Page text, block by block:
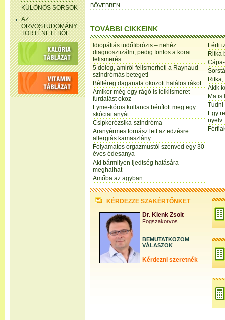
KÜLÖNÖS SORSOK
AZ
ORVOSTUDOMÁNY
TÖRTÉNETÉBŐL
BŐVEBBEN
TOVÁBBI CIKKEINK
Idiopátiás tüdőfibrózis – nehéz
diagnosztizálni, pedig fontos a korai
felismerés
5 dolog, amiről felismerheti a Raynaud-
szindrómás beteget!
Bélféreg daganata okozott halálos rákot
Amikor még egy rágó is lelkiismeret-
furdalást okoz
Lyme-kóros kullancs bénított meg egy
skóciai anyát
Csipkerózsika-szindróma
Aranyérmes tornász lett az edzésre
allergiás kamaszlány
Folyamatos orgazmustól szenved egy 30
éves édesanya
Aki bármilyen ijedtség hatására
meghalhat
Amőba az agyban
Férfi
Ritka
Akik
Ma is
Tudni
Egy
nyelv
KÉRDEZZE SZAKÉRTŐNKET
Dr. Klenk Zsolt
Fogszakorvos
BEMUTATKOZOM
VÁLASZOK
Kérdezni szeretnék